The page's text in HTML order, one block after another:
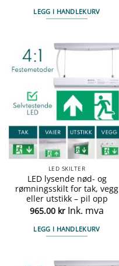
LEGG I HANDLEKURV
LED SKILTER
LED lysende nød- og
rømningsskilt for tak, vegg
eller utstikk – pil opp
965.00 kr Ink. mva
LEGG I HANDLEKURV